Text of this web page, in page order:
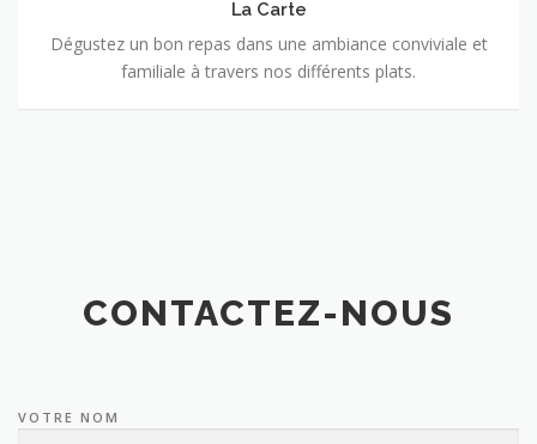
La Carte
Dégustez un bon repas dans une ambiance conviviale et
familiale à travers nos différents plats.
CONTACTEZ-NOUS
VOTRE NOM